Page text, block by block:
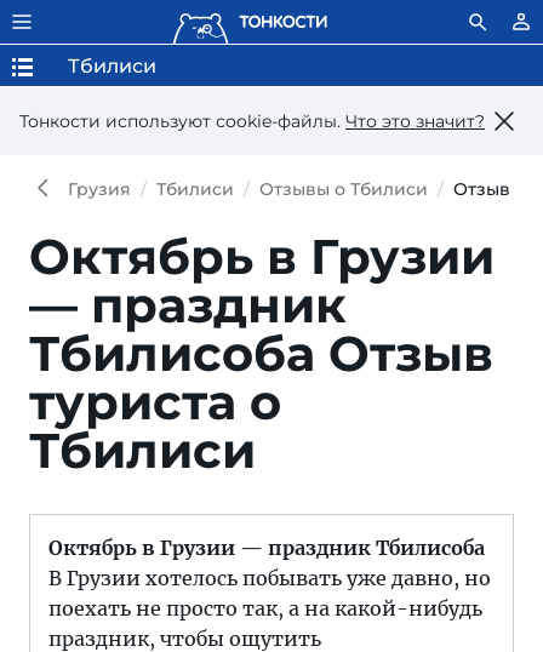
Тонкости используют сookie-файлы. Что это значит?
Тбилиси
Грузия Тбилиси Отзывы о Тбилиси Отзыв
Октябрь в Грузии
— праздник
Тбилисоба Отзыв
туриста о
Тбилиси
Октябрь в Грузии — праздник Тбилисоба
В Грузии хотелось побывать уже давно, но
поехать не просто так, а на какой-нибудь
праздник, чтобы ощутить